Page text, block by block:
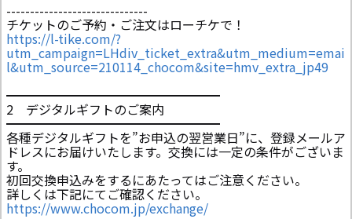
------------------------------
チケットのご予約・ご注文はローチケで！
https://l-tike.com/?
utm_campaign=LHdiv_ticket_extra&utm_medium=emai
l&utm_source=210114_chocom&site=hmv_extra_jp49
━━━━━━━━━━━━━━━━━
2 デジタルギフトのご案内
━━━━━━━━━━━━━━━━━
各種デジタルギフトを”お申込の翌営業日”に、登録メールア
ドレスにお届けいたします。交換には一定の条件がございま
す。
初回交換申込みをするにあたってはご注意ください。
詳しくは下記にてご確認ください。
https://www.chocom.jp/exchange/